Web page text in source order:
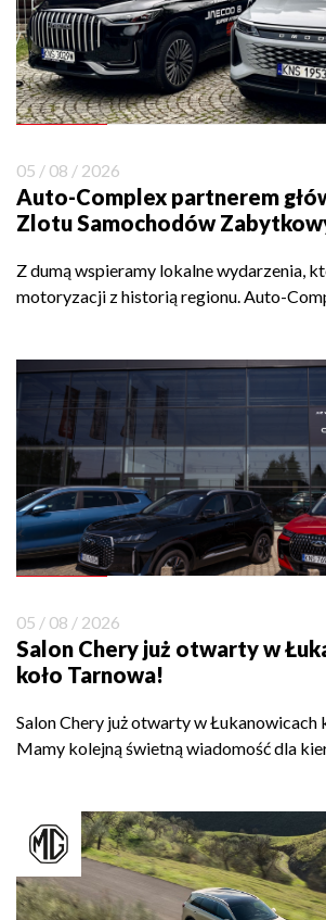
05 / 08 / 2026
Auto-Complex partnerem
Zlotu Samochodów
Z dumą wspieramy lokalne wydarzenia,
motoryzacji z historią regionu. Auto-
05 / 08 / 2026
Salon Chery już otwarty w
koło Tarnowa!
Salon Chery już otwarty w Łukanowicach
Mamy kolejną świetną wiadomość dla